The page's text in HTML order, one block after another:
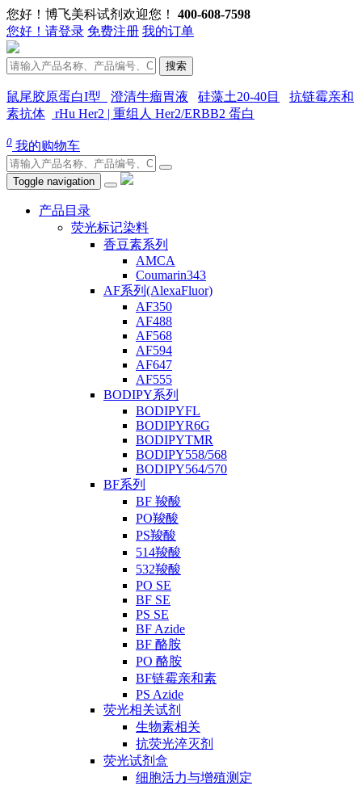
您好！博飞美科试剂欢迎您！ 400-608-7598
您好！请登录 免费注册 我的订单
搜索
鼠尾胶原蛋白I型 澄清牛瘤胃液 硅藻土20-40目
抗链霉亲和
素抗体
rHu Her2 | 重组人 Her2/ERBB2 蛋白
0 我的购物车
Toggle navigation
产品目录
荧光标记染料
香豆素系列
AMCA
Coumarin343
AF系列(AlexaFluor)
AF350
AF488
AF568
AF594
AF647
AF555
BODIPY系列
BODIPYFL
BODIPYR6G
BODIPYTMR
BODIPY558/568
BODIPY564/570
BF系列
BF 羧酸
PO羧酸
PS羧酸
514羧酸
532羧酸
PO SE
BF SE
PS SE
BF Azide
BF 酪胺
PO 酪胺
BF链霉亲和素
PS Azide
荧光相关试剂
生物素相关
抗荧光淬灭剂
荧光试剂盒
细胞活力与增殖测定